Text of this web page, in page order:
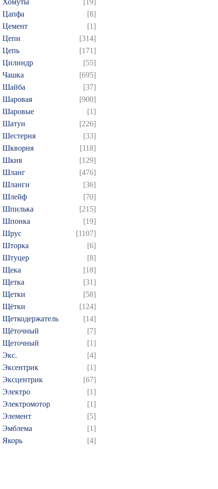
Хомуты
[19]
Цапфа
[8]
Цемент
[1]
Цепи
[314]
Цепь
[171]
Цилиндр
[55]
Чашка
[695]
Шайба
[37]
Шаровая
[900]
Шаровые
[1]
Шатун
[226]
Шестерня
[33]
Шкворня
[118]
Шкив
[129]
Шланг
[476]
Шланги
[36]
Шлейф
[70]
Шпилька
[215]
Шпонка
[19]
Шрус
[1107]
Шторка
[6]
Штуцер
[8]
Щека
[18]
Щетка
[31]
Щетки
[58]
Щётки
[124]
Щеткодержатель
[14]
Щёточный
[7]
Щеточный
[1]
Экс.
[4]
Эксентрик
[1]
Эксцентрик
[67]
Электро
[1]
Электромотор
[1]
Элемент
[5]
Эмблема
[1]
Якорь
[4]